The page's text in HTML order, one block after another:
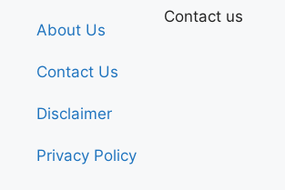
About Us
Contact Us
Disclaimer
Privacy Policy
Contact us